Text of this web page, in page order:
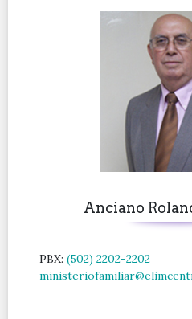
Anciano
PBX:(502) 2202-2202